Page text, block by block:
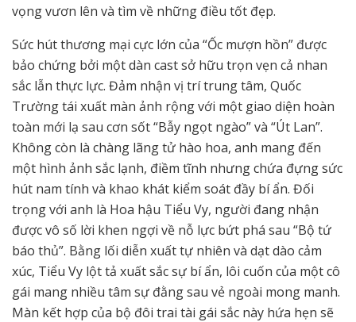
vọng vươn lên và tìm về những điều tốt đẹp.
Sức hút thương mại cực lớn của “Ốc mượn hồn” được
bảo chứng bởi một dàn cast sở hữu trọn vẹn cả nhan
sắc lẫn thực lực. Đảm nhận vị trí trung tâm, Quốc
Trường tái xuất màn ảnh rộng với một giao diện hoàn
toàn mới lạ sau cơn sốt “Bẫy ngọt ngào” và “Út Lan”.
Không còn là chàng lãng tử hào hoa, anh mang đến
một hình ảnh sắc lạnh, điềm tĩnh nhưng chứa đựng sức
hút nam tính và khao khát kiểm soát đầy bí ẩn. Đối
trọng với anh là Hoa hậu Tiểu Vy, người đang nhận
được vô số lời khen ngợi về nỗ lực bứt phá sau “Bộ tứ
báo thủ”. Bằng lối diễn xuất tự nhiên và dạt dào cảm
xúc, Tiểu Vy lột tả xuất sắc sự bí ẩn, lôi cuốn của một cô
gái mang nhiều tâm sự đằng sau vẻ ngoài mong manh.
Màn kết hợp của bộ đôi trai tài gái sắc này hứa hẹn sẽ